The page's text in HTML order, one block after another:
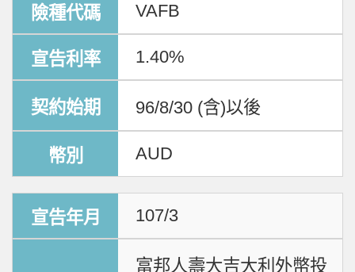
VAFB
1.40%
96/8/30 (含)以後
AUD
107/3
富邦人壽大吉大利外幣投